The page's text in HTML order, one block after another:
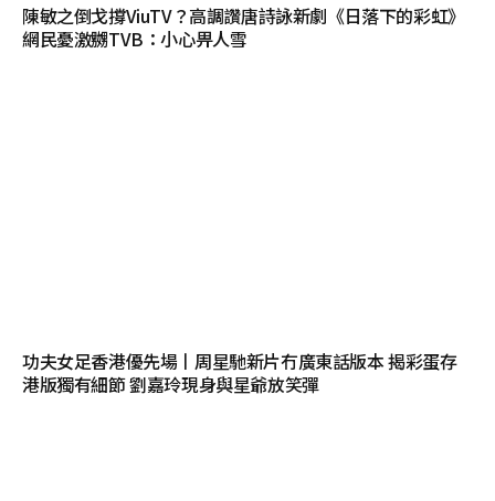
陳敏之倒戈撐ViuTV？高調讚唐詩詠新劇《日落下的彩虹》
網民憂激嬲TVB：小心畀人雪
功夫女足香港優先場丨周星馳新片冇廣東話版本 揭彩蛋存
港版獨有細節 劉嘉玲現身與星爺放笑彈